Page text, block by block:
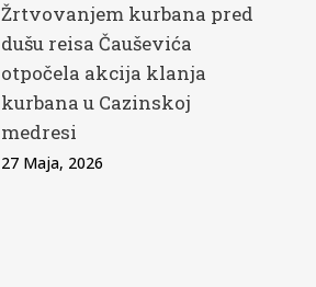
Žrtvovanjem kurbana pred
dušu reisa Čauševića
otpočela akcija klanja
kurbana u Cazinskoj
medresi
27 Maja, 2026